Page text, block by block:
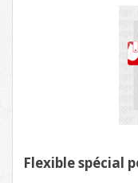
Flexible spécial